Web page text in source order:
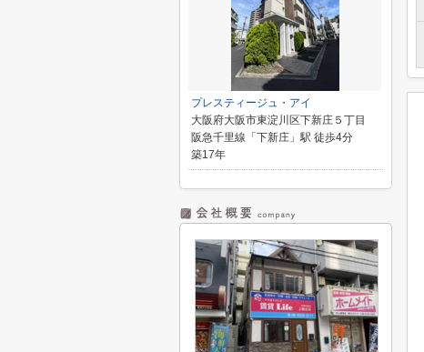
プレスティージュ・アイ
大阪府大阪市東淀川区下新庄５丁目
阪急千里線「下新庄」駅 徒歩4分
築17年